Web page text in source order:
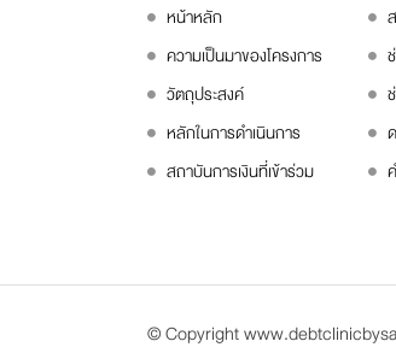
หน้าหลัก
ความเป็นมาของโครงการ
วัตถุประสงค์
หลักในการดำเนินการ
สถาบันการเงินที่เข้าร่วม
© Copyright